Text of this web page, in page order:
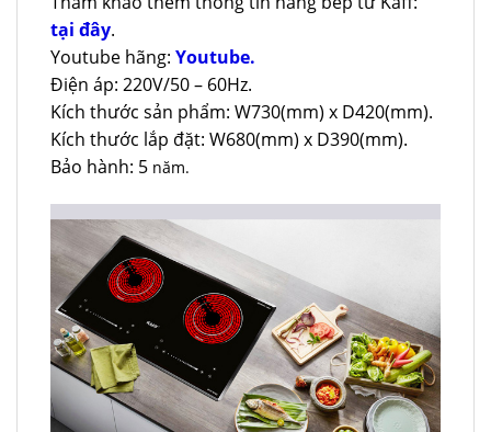
tại đây.
Youtube hãng: Youtube.
Điện áp: 220V/50 – 60Hz.
Kích thước sản phẩm: W730(mm) x D420(mm).
Kích thước lắp đặt: W680(mm) x D390(mm).
Bảo hành: 5 năm.